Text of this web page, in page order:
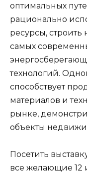
оптимальных
рационально
ресурсы,
самых
технологий.
способствует
материалов и
рынке,
объекты
Посетить
все желающие 12